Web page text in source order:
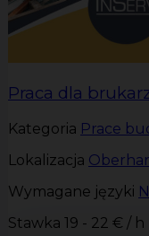
Praca dla
Kategoria Prace
Lokalizacja
Wymagane języki
Stawka 19 - 22 € / h